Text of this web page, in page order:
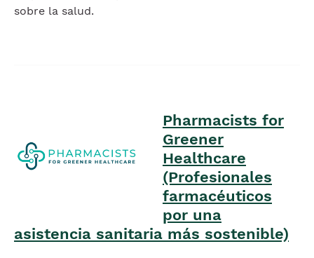
sobre la salud.
Pharmacists for
Greener
Healthcare
(Profesionales
farmacéuticos
por una
asistencia sanitaria más sostenible)